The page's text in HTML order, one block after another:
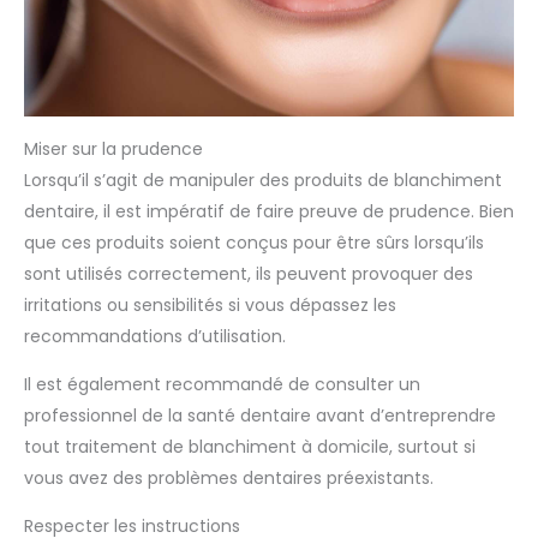
whitening vous garantit des dents fraîches et propres. Une
Expérience de Blanchiment des Dents Confortable :
Blanchiment dent offre une excellente adhérence et un
ajustement confortable. Blanchiment dentaire professionnel
épouse la forme de vos dents et reste fermement en place
pendant l'utilisation, agissant efficacement pour offrir des
résultats de blanchiment des dents performants. Bande
toute personne souhaitant améliorer l'apparence de ses
dents.
Miser sur la prudence
Lorsqu’il s’agit de manipuler des produits de blanchiment
dentaire, il est impératif de faire preuve de prudence. Bien
que ces produits soient conçus pour être sûrs lorsqu’ils
sont utilisés correctement, ils peuvent provoquer des
irritations ou sensibilités si vous dépassez les
recommandations d’utilisation.
Il est également recommandé de consulter un
professionnel de la santé dentaire avant d’entreprendre
tout traitement de blanchiment à domicile, surtout si
vous avez des problèmes dentaires préexistants.
Respecter les instructions